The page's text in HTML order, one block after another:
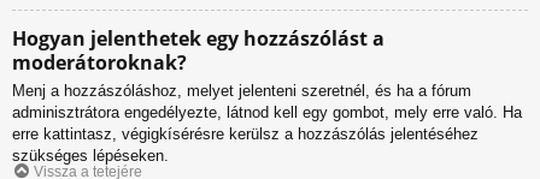
Hogyan jelenthetek egy hozzászólást a
moderátoroknak?
Menj a hozzászóláshoz, melyet jelenteni szeretnél, és ha a fórum
adminisztrátora engedélyezte, látnod kell egy gombot, mely erre való. Ha
erre kattintasz, végigkísérésre kerülsz a hozzászólás jelentéséhez
szükséges lépéseken.
Vissza a tetejére